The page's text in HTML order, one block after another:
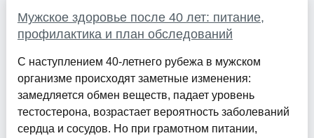
Мужское здоровье после 40 лет: питание,
профилактика и план обследований
С наступлением 40-летнего рубежа в мужском
организме происходят заметные изменения:
замедляется обмен веществ, падает уровень
тестостерона, возрастает вероятность заболеваний
сердца и сосудов. Но при грамотном питании,